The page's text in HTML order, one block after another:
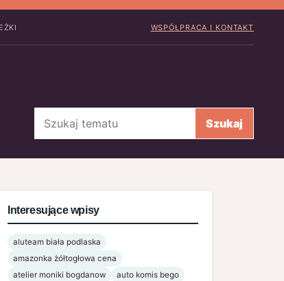
WSPÓŁPRACA I KONTAKT
Szukaj Szukaj
Interesujące wpisy
aluteam biała podlaska
amazonka żółtogłowa cena
atelier moniki bogdanow
auto komis bego